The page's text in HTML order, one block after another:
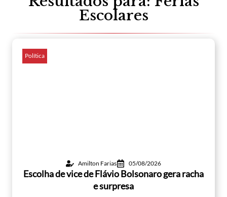
Escolares
Política
Amilton Farias 05/08/2026
Escolha de vice de Flávio Bolsonaro gera racha
e surpresa